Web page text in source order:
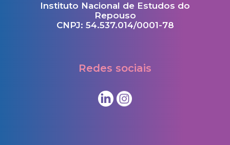
Instituto Nacional de Estudos do
Repouso
CNPJ: 54.537.014/0001-78
Redes sociais